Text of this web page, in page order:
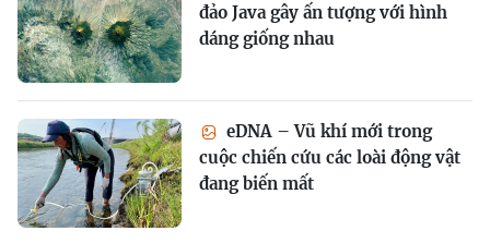
đảo Java gây ấn tượng với hình
dáng giống nhau
eDNA – Vũ khí mới trong
cuộc chiến cứu các loài động vật
đang biến mất